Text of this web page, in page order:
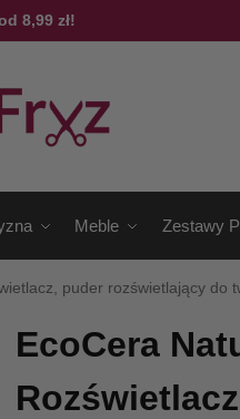
8,99 zł!
Meble Zestawy
puder rozświetlający do
EcoCera